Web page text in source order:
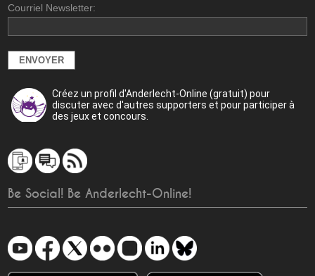
Courriel Newsletter:
Créez un profil d'Anderlecht-Online (gratuit) pour
discuter avec d'autres supporters et pour participer à
des jeux et concours.
Be Social! Be Anderlecht-Online!